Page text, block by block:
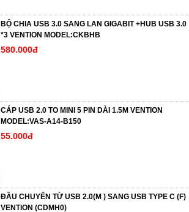
BỘ CHIA USB 3.0 SANG LAN GIGABIT +HUB USB 3.0
*3 VENTION MODEL:CKBHB
580.000đ
CÁP USB 2.0 TO MINI 5 PIN DÀI 1.5M VENTION
MODEL:VAS-A14-B150
55.000đ
ĐẦU CHUYỂN TỪ USB 2.0(M ) SANG USB TYPE C (F)
VENTION (CDMH0)